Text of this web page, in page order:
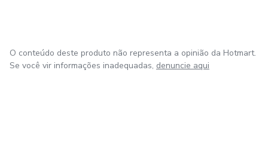
O conteúdo deste produto não representa a opinião da Hotmart.
Se você vir informações inadequadas, denuncie aqui